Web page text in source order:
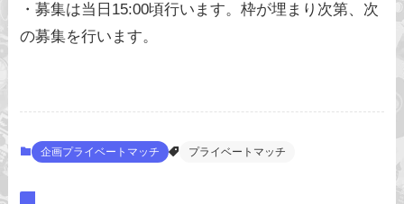
・募集は当日15:00頃行います。枠が埋まり次第、次
の募集を行います。
企画プライベートマッチ プライベートマッチ